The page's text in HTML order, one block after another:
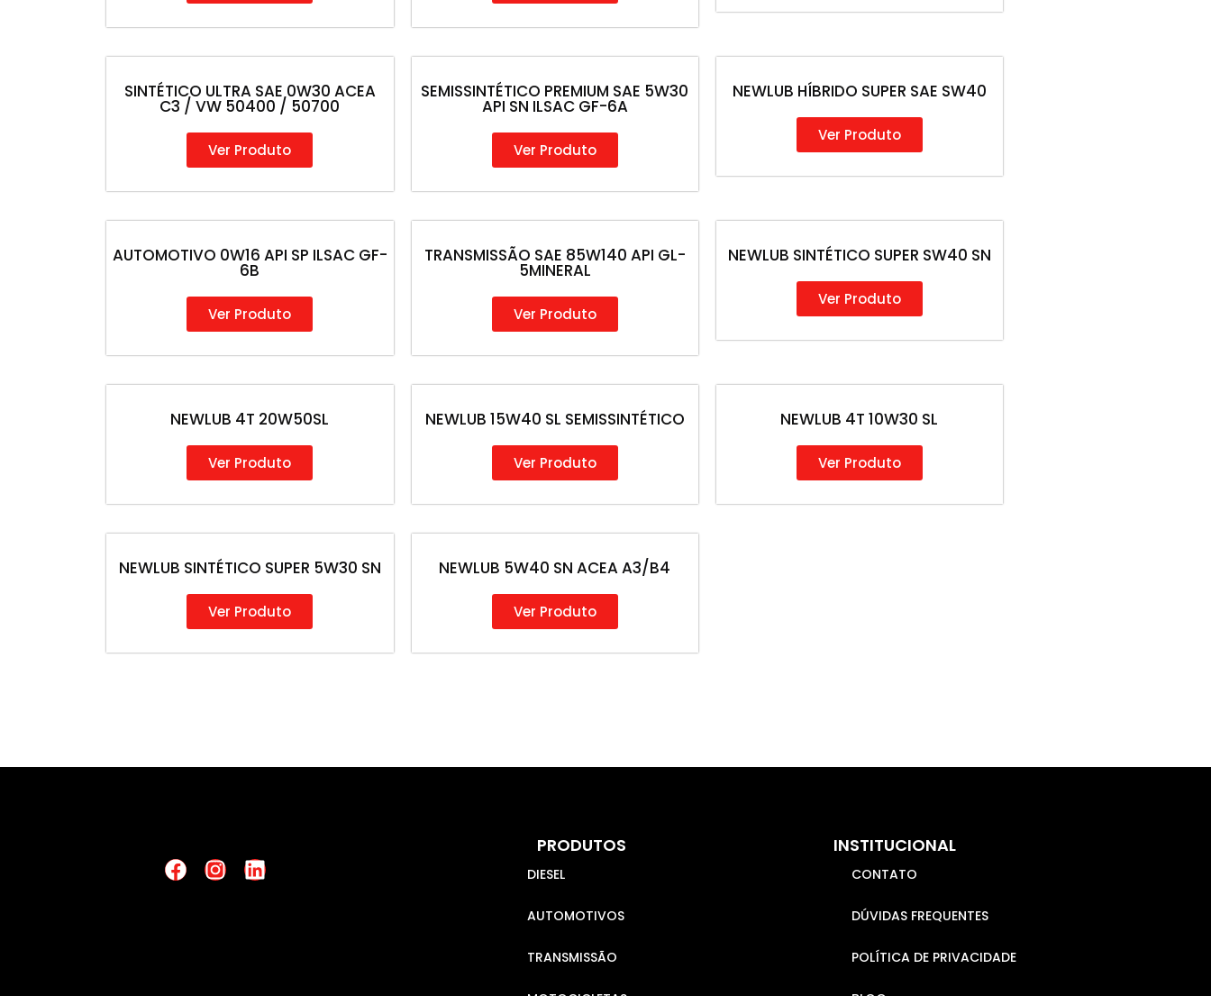
SINTÉTICO ULTRA SAE 0W30 ACEA
C3 / VW 50400 / 50700
Ver Produto
SEMISSINTÉTICO PREMIUM SAE 5W30
API SN ILSAC GF-6A
Ver Produto
NEWLUB HÍBRIDO SUPER SAE SW40
Ver Produto
AUTOMOTIVO 0W16 API SP ILSAC GF-
6B
Ver Produto
TRANSMISSÃO SAE 85W140 API GL-
5MINERAL
Ver Produto
NEWLUB SINTÉTICO SUPER SW40 SN
Ver Produto
NEWLUB 4T 20W50SL
Ver Produto
NEWLUB 15W40 SL SEMISSINTÉTICO
Ver Produto
NEWLUB 4T 10W30 SL
Ver Produto
NEWLUB SINTÉTICO SUPER 5W30 SN
Ver Produto
NEWLUB 5W40 SN ACEA A3/B4
Ver Produto
PRODUTOS
DIESEL
AUTOMOTIVOS
TRANSMISSÃO
INSTITUCIONAL
CONTATO
DÚVIDAS FREQUENTES
POLÍTICA DE PRIVACIDADE